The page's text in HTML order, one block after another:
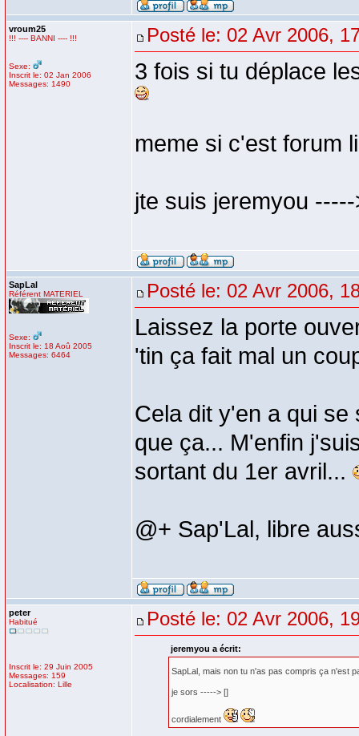
vroum25
!!! ---- BANNI ---- !!!
Sexe:
Inscrit le: 02 Jan 2006
Messages: 1490
Posté le: 02 Avr 2006,
3 fois si tu déplace
meme si c'est forum
jte suis jeremyou
SapLal
Référent MATERIEL
Sexe:
Inscrit le: 18 Aoû 2005
Messages: 6464
Posté le: 02 Avr 2006,
Laissez la porte
'tin ça fait mal un
Cela dit y'en a qui
que ça... M'enfin
sortant du 1er avril...
@+ Sap'Lal, libre
peter
Habitué
Inscrit le: 29 Juin 2005
Messages: 159
Localisation: Lille
Posté le: 02 Avr 2006,
jeremyou a écrit:
SapLal, mais non tu n'as pas compris ça n'est
je sors -----> []
cordialement